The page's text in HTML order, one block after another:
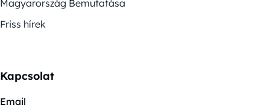
Magyarország Bemutatása
Friss hírek
Kapcsolat
Email